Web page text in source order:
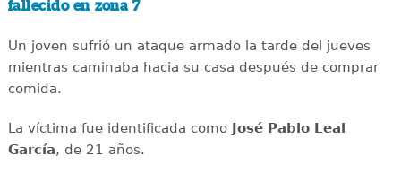
fallecido en zona 7
Un joven sufrió un ataque armado la tarde del jueves
mientras caminaba hacia su casa después de comprar
comida.
La víctima fue identificada como José Pablo Leal
García, de 21 años.